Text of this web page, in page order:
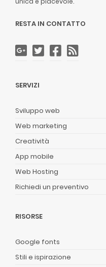
RESTA IN CONTATTO
SERVIZI
Sviluppo web
Web marketing
Creatività
App mobile
Web Hosting
Richiedi un preventivo
RISORSE
Google fonts
Stili e ispirazione